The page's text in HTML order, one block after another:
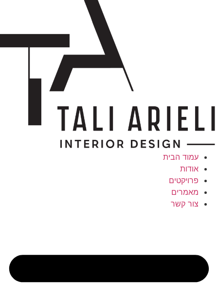
עמוד הבית
אודות
פרויקטים
מאמרים
צור קשר